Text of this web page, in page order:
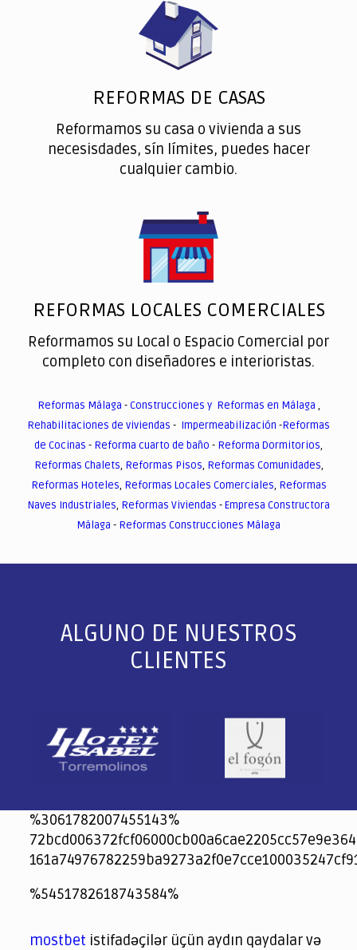
REFORMAS DE CASAS
Reformamos su casa o vivienda a sus
necesisdades, sín límites, puedes hacer
cualquier cambio.
REFORMAS LOCALES COMERCIALES
Reformamos su Local o Espacio Comercial por
completo con diseñadores e interioristas.
Reformas Málaga -Construcciones y Reformas en Málaga ,
Rehabilitaciones de viviendas - Impermeabilización -Reformas
de Cocinas - Reforma cuarto de baño - Reforma Dormitorios,
Reformas Chalets, Reformas Pisos, Reformas Comunidades,
Reformas Hoteles, Reformas Locales Comerciales, Reformas
Naves Industriales, Reformas Viviendas -Empresa Constructora
Málaga - Reformas Construcciones Málaga
ALGUNO DE NUESTROS
CLIENTES
%3061782007455143%
jeetcity
1xbet
jeet city casino
%5451782618743584%
spintiger
Avabet
Spinrise
Crown Green
Crowngreen casino login
슈가 러쉬1000 슬롯
crazy time casino online
1xcasinozambia.com
codingworldnews.com
parimatch.kr
winorio
winorio casino
winorio
mostbet istifadəçilər üçün aydın qaydalar və